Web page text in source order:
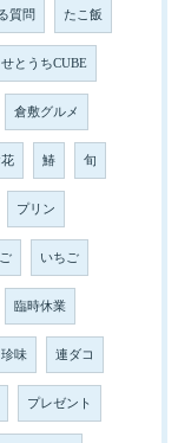
質問 たこ飯
せとうちCUBE
倉敷グルメ
花 鰆 旬
プリン
いちご
臨時休業
珍味 連ダコ
プレゼント